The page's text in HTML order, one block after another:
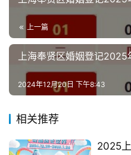
上一篇
上海奉贤区婚姻登记2025
2024年12月20日 下午8:43
相关推荐
2025